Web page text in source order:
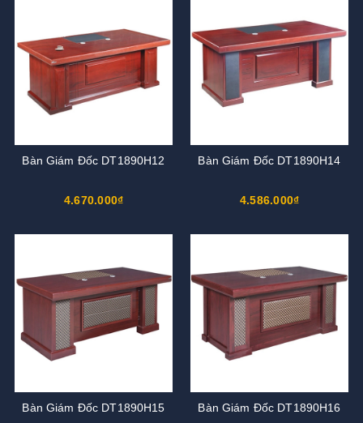
Bàn Giám Đốc DT1890H12
4.670.000₫
Bàn Giám Đốc DT1890H14
4.586.000₫
Bàn Giám Đốc DT1890H15 Bàn Giám Đốc DT1890H16